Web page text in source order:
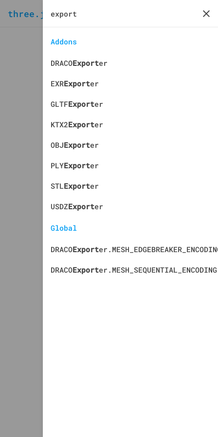
three.js
Addons
DRACOExporter
EXRExporter
GLTFExporter
KTX2Exporter
OBJExporter
PLYExporter
STLExporter
USDZExporter
Global
DRACOExport
DRACOExporter.MESH_SEQUENTIAL_ENCODING